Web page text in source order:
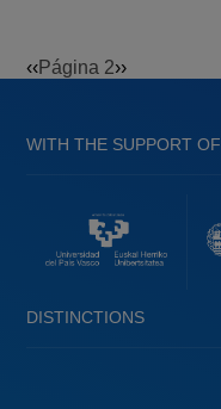
Paginación
Página
‹‹Página 2Siguiente
››
WITH THE SUPPORT OF
DISTINCTIONS